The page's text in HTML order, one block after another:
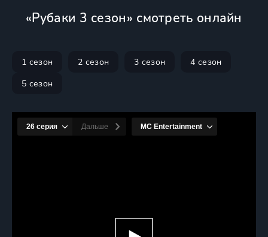
«Рубаки 3 сезон» смотреть онлайн
1 сезон 2 сезон 3 сезон
4 сезон
5 сезон